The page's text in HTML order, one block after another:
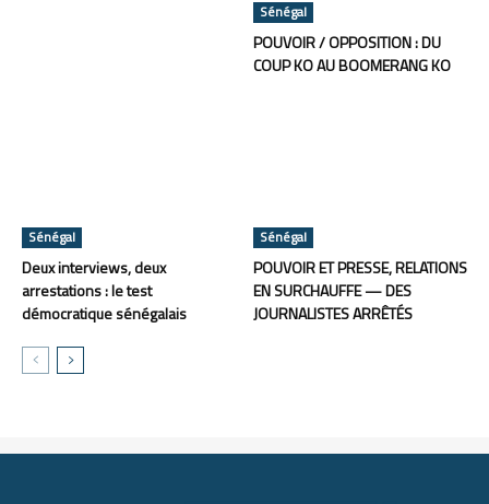
Sénégal
POUVOIR / OPPOSITION : DU
COUP KO AU BOOMERANG KO
Sénégal
Deux interviews, deux
arrestations : le test
démocratique sénégalais
Sénégal
POUVOIR ET PRESSE, RELATIONS
EN SURCHAUFFE — DES
JOURNALISTES ARRÊTÉS